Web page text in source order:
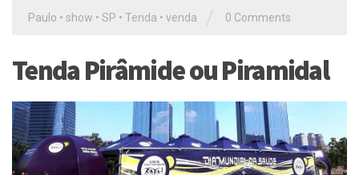
Paulo • show • SP • Tenda • venda 0 Comments
Tenda Pirâmide ou Piramidal